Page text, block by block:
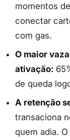
momentos
conectar
com gas.
O maior
ativação:
de queda
A retenção
transaciona
quem adia.